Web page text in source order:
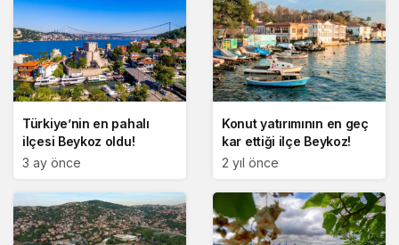
Türkiye’nin en pahalı
ilçesi Beykoz oldu!
3 ay önce
Konut yatırımının en geç
kar ettiği ilçe Beykoz!
2 yıl önce